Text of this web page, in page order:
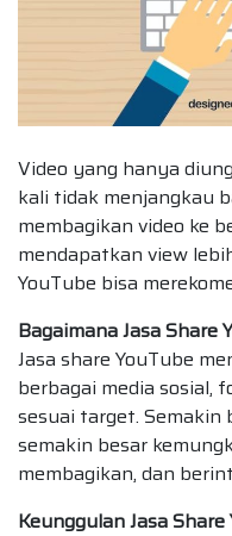
Video yang hanya
kali tidak menjangkau
membagikan video ke
mendapatkan view
YouTube bisa
Bagaimana Jasa Share
Jasa share YouTube
berbagai media sosial,
sesuai target. Semakin
semakin besar
membagikan, dan
Keunggulan Jasa